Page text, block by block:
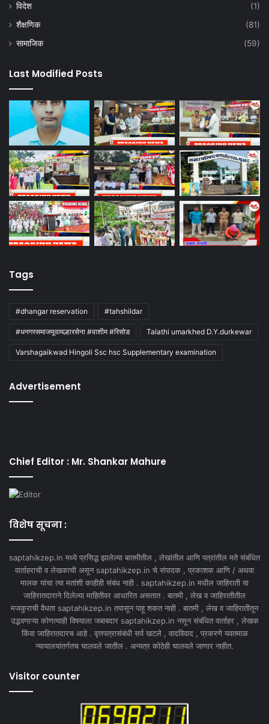
विदेश
(1)
शैक्षणिक
(81)
सामाजिक
(59)
Last Modified Posts
Tags
#dhangar reservation #tahshildar
#धनगरसमाजयूवामल्हारसेना #वाशीम #रिसोड Talathi umarkhed D.Y.durkewar
Varshagaikwad Hingoli Ssc hsc Supplementary examination
Advertisement
Chief Editor : Mr. Shankar Mahure
विशेष सूचना :
saptahikzep.in मध्ये प्रसिद्ध झालेल्या बातमीतील , लेखांतील आणि पत्रांतील मते संबंधित
वार्ताहराची व लेखकाची असून saptahikzep.in चे संपादक , प्रकाशक आणि / अथवा
मालक यांचा त्या मतांशी काहीही संबंध नाही . saptahikzep.in मधील जाहिराती या
जाहिरातदाराने दिलेल्या माहितीवर आधारित असतात . बातमी , लेख व जाहिरातीतील
मजकुराची वैधता saptahikzep.in तपासून पाहू शकत नाही . बातमी , लेख व जाहिरातीतून
उद्भवणाऱ्या कोणत्याही विषयाला जबाबदार saptahikzep.in नसून संबंधित वार्ताहर , लेखक
किंवा जाहिरातदारच आहे . वृत्तपत्रासंबंधी सर्व खटले , वादविवाद , प्रकरणे यवतमाळ
न्यायालयांतर्गतच चालवले जातील . अन्यत्र कोठेही चालवले जाणार नाहीत.
Visitor counter